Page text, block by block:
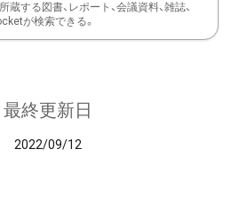
蔵する図書、レポート、会議資料、雑誌、
が検索できる。
最終更新日
2022/09/12